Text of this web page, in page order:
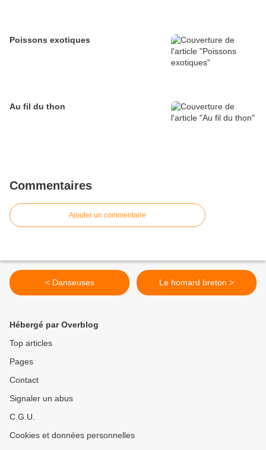
Poissons exotiques
Au fil du thon
Commentaires
Ajouter un commentaire
< Danseuses Le homard breton >
Hébergé par Overblog
Top articles
Pages
Contact
Signaler un abus
C.G.U.
Cookies et données personnelles